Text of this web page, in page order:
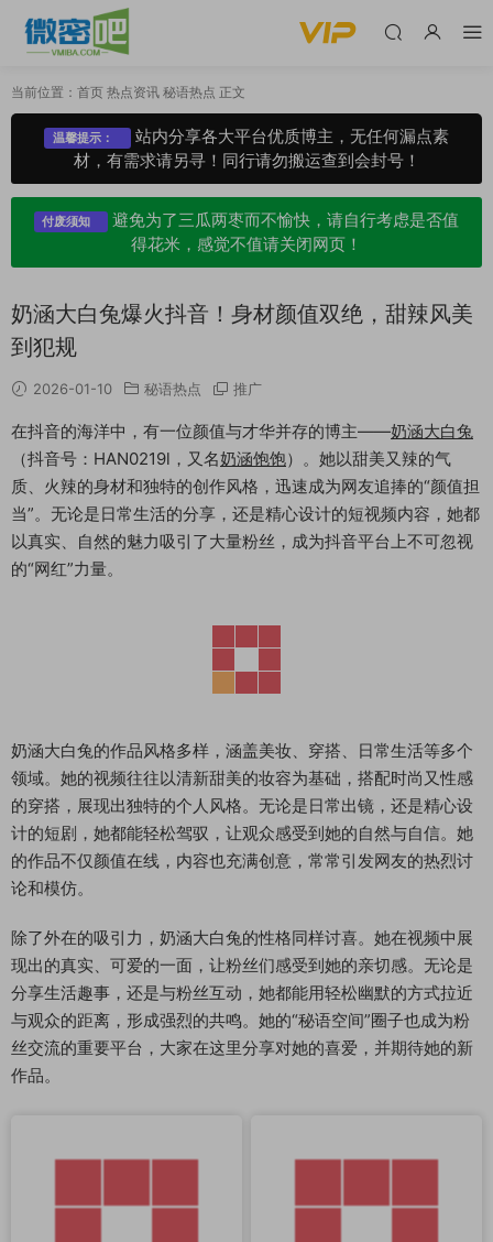
当前位置： 首页 热点资讯 秘语热点 正文
温馨提示：
站内分享各大平台优质博主，无任何漏点素
材，有需求请另寻！同行请勿搬运查到会封号！
付废须知
避免为了三瓜两枣而不愉快，请自行考虑是否值
得花米，感觉不值请关闭网页！
奶涵大白兔爆火抖音！身材颜值双绝，甜辣风美
到犯规
2026-01-10 秘语热点 推广
在抖音的海洋中，有一位颜值与才华并存的博主——奶涵大白兔
（抖音号：HAN0219l，又名奶涵饱饱）。她以甜美又辣的气
质、火辣的身材和独特的创作风格，迅速成为网友追捧的“颜值担
当”。无论是日常生活的分享，还是精心设计的短视频内容，她都
以真实、自然的魅力吸引了大量粉丝，成为抖音平台上不可忽视
的“网红”力量。
奶涵大白兔的作品风格多样，涵盖美妆、穿搭、日常生活等多个
领域。她的视频往往以清新甜美的妆容为基础，搭配时尚又性感
的穿搭，展现出独特的个人风格。无论是日常出镜，还是精心设
计的短剧，她都能轻松驾驭，让观众感受到她的自然与自信。她
的作品不仅颜值在线，内容也充满创意，常常引发网友的热烈讨
论和模仿。
除了外在的吸引力，奶涵大白兔的性格同样讨喜。她在视频中展
现出的真实、可爱的一面，让粉丝们感受到她的亲切感。无论是
分享生活趣事，还是与粉丝互动，她都能用轻松幽默的方式拉近
与观众的距离，形成强烈的共鸣。她的“秘语空间”圈子也成为粉
丝交流的重要平台，大家在这里分享对她的喜爱，并期待她的新
作品。